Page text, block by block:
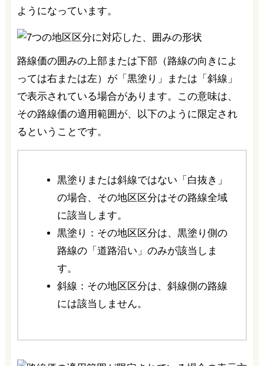
ようになっています。
路線価の囲みの上部または下部（路線の向きによ
っては右または左）が「黒塗り」または「斜線」
で表示されている場合があります。この意味は、
その路線価の適用範囲が、以下のように限定され
るということです。
黒塗りまたは斜線ではない「白抜き」
の場合、その地区区分はその路線全域
に該当します。
黒塗り：その地区区分は、黒塗り側の
路線の「道路沿い」のみが該当しま
す。
斜線：その地区区分は、斜線側の路線
には該当しません。